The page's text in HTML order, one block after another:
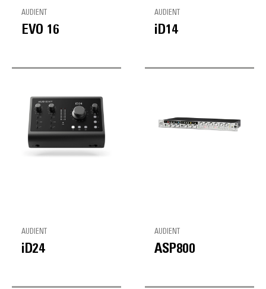
AUDIENT
EVO 16
AUDIENT
iD14
AUDIENT
iD24
AUDIENT
ASP800